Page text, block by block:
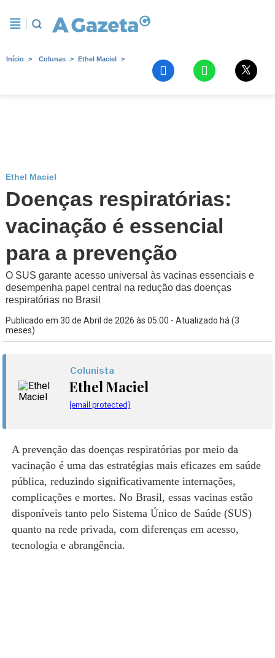
Início Colunas Ethel Maciel
Ethel Maciel
Doenças respiratórias:
vacinação é essencial
para a prevenção
O SUS garante acesso universal às vacinas essenciais e
desempenha papel central na redução das doenças
respiratórias no Brasil
Publicado em 30 de Abril de 2026 às 05:00 - Atualizado há (3
meses)
Colunista
Ethel Maciel
[email protected]
A prevenção das doenças respiratórias por meio da
vacinação é uma das estratégias mais eficazes em saúde
pública, reduzindo significativamente internações,
complicações e mortes. No Brasil, essas vacinas estão
disponíveis tanto pelo Sistema Único de Saúde (SUS)
quanto na rede privada, com diferenças em acesso,
tecnologia e abrangência.